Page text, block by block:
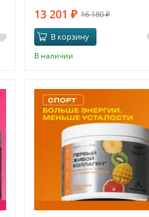
13 201 ₽ 16 180₽
В корзину
В наличии